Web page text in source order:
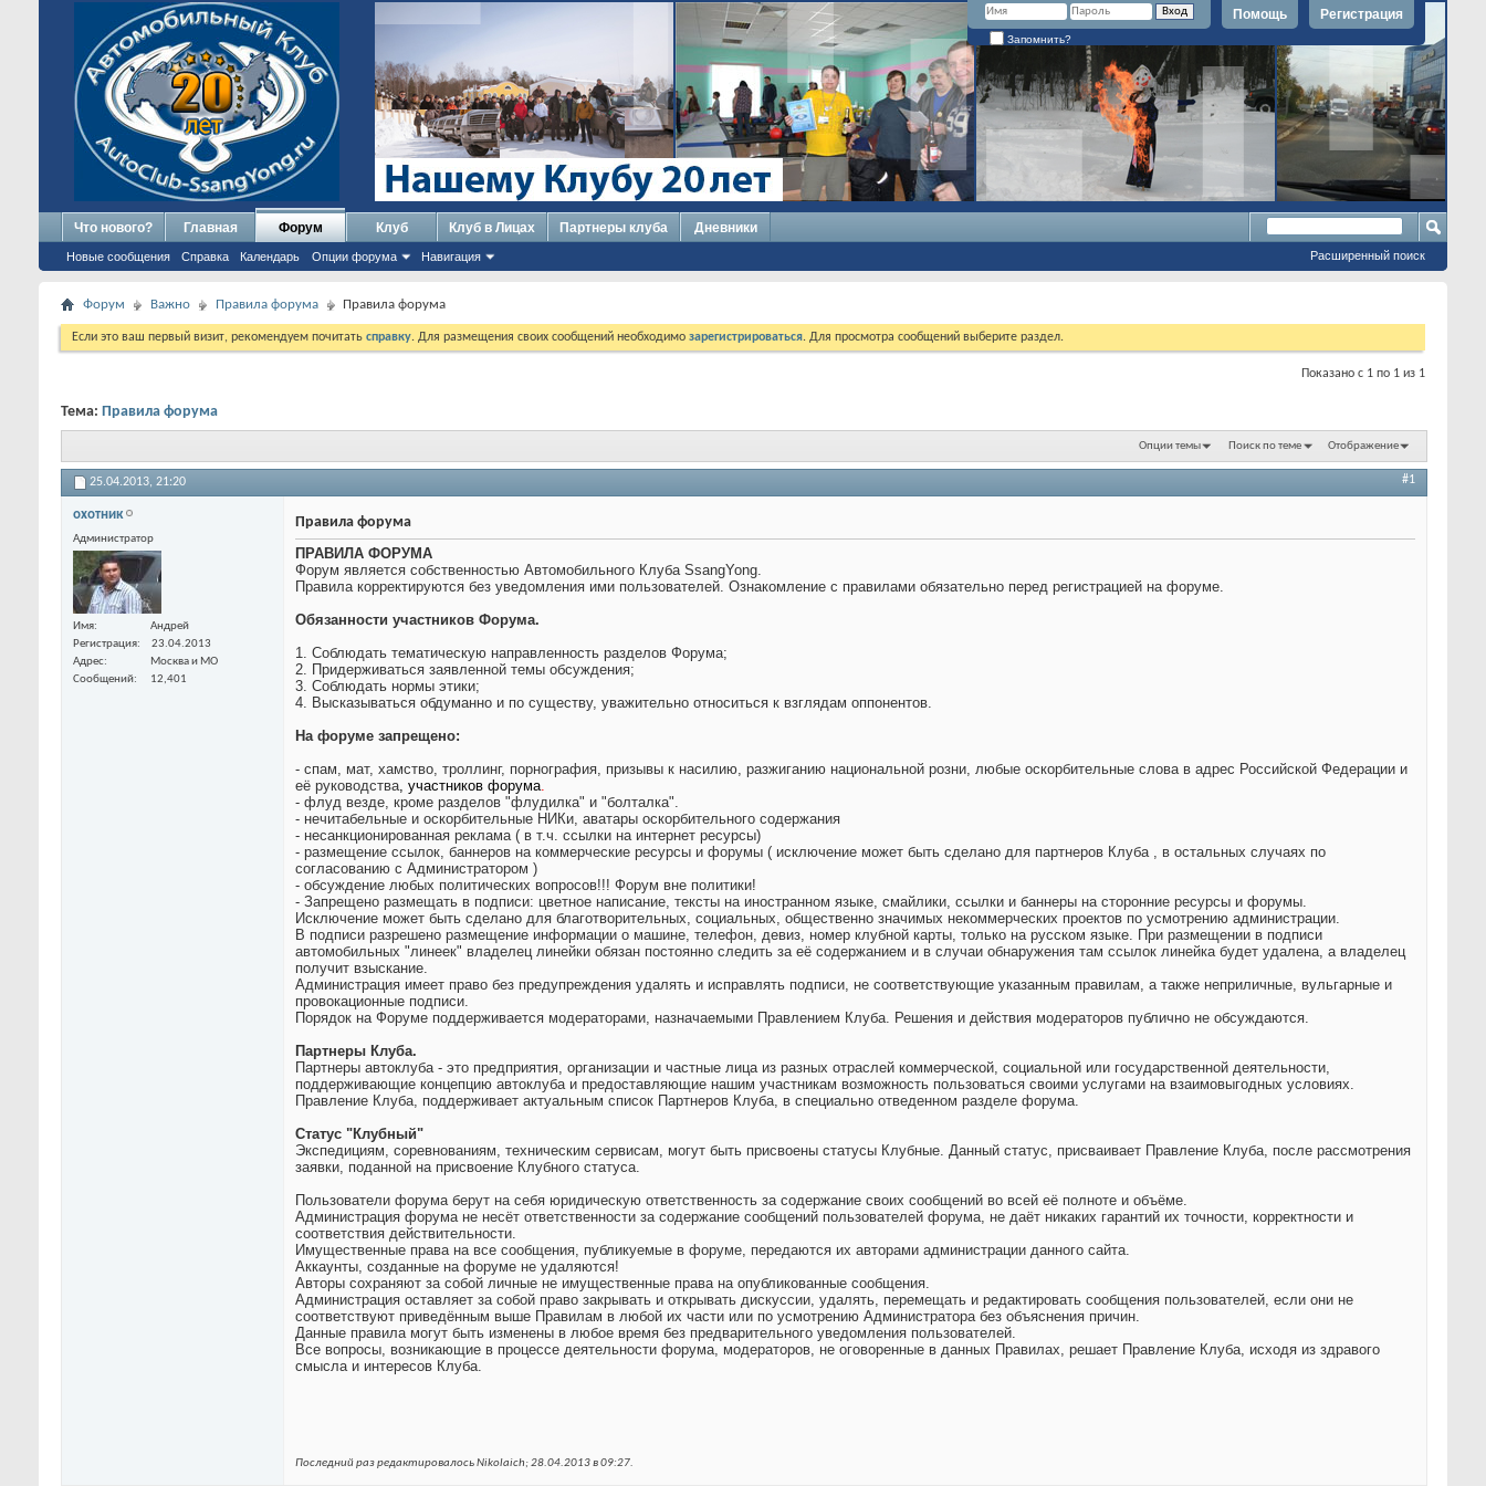
Регистрация
Помощь
Запомнить?
Что нового? Главная Форум
Новые сообщения Справка Календарь Опции форума Навигация
Клуб Клуб в Лицах Партнеры клуба Дневники
Расширенный поиск
Форум Важно Правила форума Правила форума
Если это ваш первый визит, рекомендуем почитать справку. Для размещения своих сообщений необходимо зарегистрироваться. Для просмотра сообщений выберите раздел.
Показано с 1 по 1 из 1
Тема: Правила форума
Опции темы Поиск по теме Отображение
25.04.2013, 21:20 #1
охотник
Администратор
Имя
Андрей
Регистрация
23.04.2013
Адрес
Москва и МО
Сообщений
12,401
Правила форума
ПРАВИЛА ФОРУМА
Форум является собственностью Автомобильного Клуба SsangYong.
Правила корректируются без уведомления ими пользователей. Ознакомление с правилами обязательно перед регистрацией на форуме.
Обязанности участников Форума.
1. Соблюдать тематическую направленность разделов Форума;
2. Придерживаться заявленной темы обсуждения;
3. Соблюдать нормы этики;
4. Высказываться обдуманно и по существу, уважительно относиться к взглядам оппонентов.
На форуме запрещено:
- спам, мат, хамство, троллинг, порнография, призывы к насилию, разжиганию национальной розни, любые оскорбительные слова в адрес Российской Федерации и
её руководства, участников форума.
- флуд везде, кроме разделов "флудилка" и "болталка".
- нечитабельные и оскорбительные НИКи, аватары оскорбительного содержания
- несанкционированная реклама ( в т.ч. ссылки на интернет ресурсы)
- размещение ссылок, баннеров на коммерческие ресурсы и форумы ( исключение может быть сделано для партнеров Клуба , в остальных случаях по
согласованию с Администратором )
- обсуждение любых политических вопросов!!! Форум вне политики!
- Запрещено размещать в подписи: цветное написание, тексты на иностранном языке, смайлики, ссылки и баннеры на сторонние ресурсы и форумы.
Исключение может быть сделано для благотворительных, социальных, общественно значимых некоммерческих проектов по усмотрению администрации.
В подписи разрешено размещение информации о машине, телефон, девиз, номер клубной карты, только на русском языке. При размещении в подписи
автомобильных "линеек" владелец линейки обязан постоянно следить за её содержанием и в случаи обнаружения там ссылок линейка будет удалена, а владелец
получит взыскание.
Администрация имеет право без предупреждения удалять и исправлять подписи, не соответствующие указанным правилам, а также неприличные, вульгарные и
провокационные подписи.
Порядок на Форуме поддерживается модераторами, назначаемыми Правлением Клуба. Решения и действия модераторов публично не обсуждаются.
Партнеры Клуба.
Партнеры автоклуба - это предприятия, организации и частные лица из разных отраслей коммерческой, социальной или государственной деятельности,
поддерживающие концепцию автоклуба и предоставляющие нашим участникам возможность пользоваться своими услугами на взаимовыгодных условиях.
Правление Клуба, поддерживает актуальным список Партнеров Клуба, в специально отведенном разделе форума.
Статус "Клубный"
Экспедициям, соревнованиям, техническим сервисам, могут быть присвоены статусы Клубные. Данный статус, присваивает Правление Клуба, после рассмотрения
заявки, поданной на присвоение Клубного статуса.
Пользователи форума берут на себя юридическую ответственность за содержание своих сообщений во всей её полноте и объёме.
Администрация форума не несёт ответственности за содержание сообщений пользователей форума, не даёт никаких гарантий их точности, корректности и
соответствия действительности.
Имущественные права на все сообщения, публикуемые в форуме, передаются их авторами администрации данного сайта.
Аккаунты, созданные на форуме не удаляются!
Авторы сохраняют за собой личные не имущественные права на опубликованные сообщения.
Администрация оставляет за собой право закрывать и открывать дискуссии, удалять, перемещать и редактировать сообщения пользователей, если они не
соответствуют приведённым выше Правилам в любой их части или по усмотрению Администратора без объяснения причин.
Данные правила могут быть изменены в любое время без предварительного уведомления пользователей.
Все вопросы, возникающие в процессе деятельности форума, модераторов, не оговоренные в данных Правилах, решает Правление Клуба, исходя из здравого
смысла и интересов Клуба.
Последний раз редактировалось Nikolaich; 28.04.2013 в09:27.